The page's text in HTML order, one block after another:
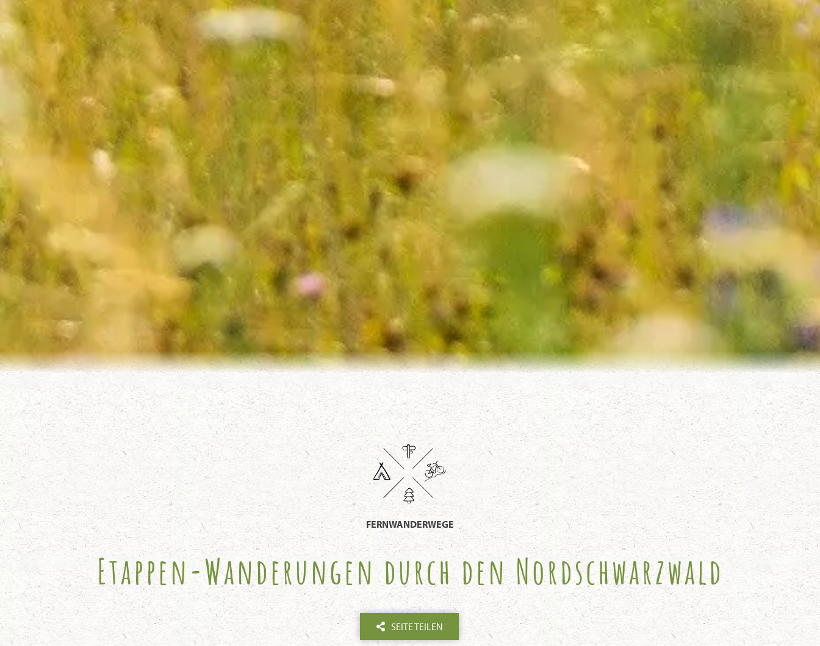
FERNWANDERWEGE
Etappen-Wanderungen durch den Nordschwarzwald
SEITE TEILEN